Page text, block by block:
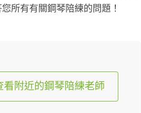
所有有關鋼琴陪練的問題！
看附近的鋼琴陪練老師